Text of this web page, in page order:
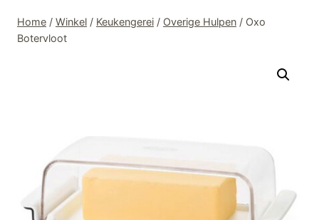
Home / Winkel / Keukengerei / Overige Hulpen / Oxo
Botervloot